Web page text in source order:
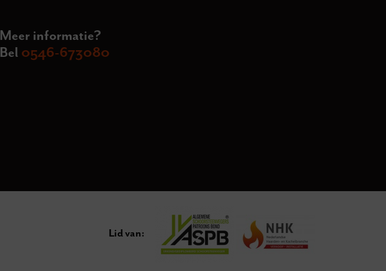
Meer informatie?
Bel 0546-673080
Lid van: